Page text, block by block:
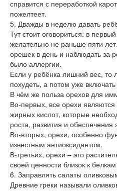
справится с переработкой
пожелтеет.
5. Дважды в неделю давать
Тут стоит оговориться: в
желательно не раньше пяти
орешек в день и наблюдать за
было аллергии.
Если у ребёнка лишний вес, то
похудеть, а потом уже
В чём же польза орехов для
Во-первых, все орехи
жирных кислот, которые
роста, развития и обеспечения
Во-вторых, орехи, особенно
известным антиоксидантом.
В-третьих, орехи – это
своей ценности близок к
6. Заправлять салаты
Древние греки называли